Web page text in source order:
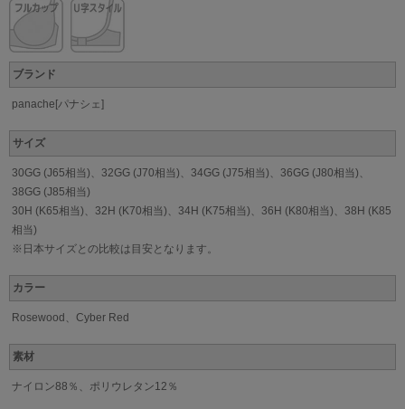
ブランド
panache[パナシェ]
サイズ
30GG (J65相当)、32GG (J70相当)、34GG (J75相当)、36GG (J80相当)、
38GG (J85相当)
30H (K65相当)、32H (K70相当)、34H (K75相当)、36H (K80相当)、38H (K85
相当)
※日本サイズとの比較は目安となります。
カラー
Rosewood、Cyber Red
素材
ナイロン88％、ポリウレタン12％